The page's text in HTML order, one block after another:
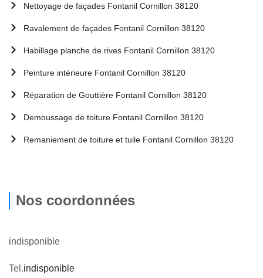
Nettoyage de façades Fontanil Cornillon 38120
Ravalement de façades Fontanil Cornillon 38120
Habillage planche de rives Fontanil Cornillon 38120
Peinture intérieure Fontanil Cornillon 38120
Réparation de Gouttière Fontanil Cornillon 38120
Demoussage de toiture Fontanil Cornillon 38120
Remaniement de toiture et tuile Fontanil Cornillon 38120
Nos coordonnées
indisponible
Tel.indisponible